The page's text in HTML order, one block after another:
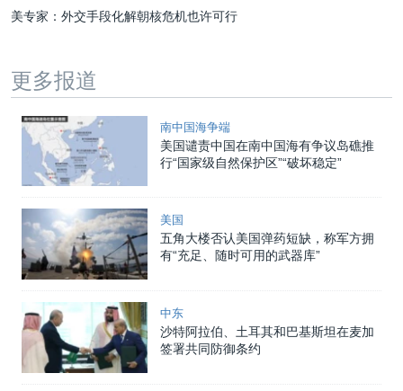
美专家：外交手段化解朝核危机也许可行
更多报道
南中国海争端
美国谴责中国在南中国海有争议岛礁推
行“国家级自然保护区”“破坏稳定”
美国
五角大楼否认美国弹药短缺，称军方拥
有“充足、随时可用的武器库”
中东
沙特阿拉伯、土耳其和巴基斯坦在麦加
签署共同防御条约